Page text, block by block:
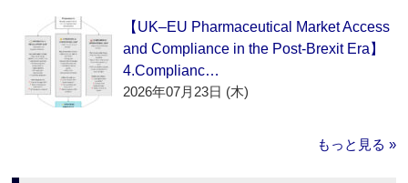
【UK–EU Pharmaceutical Market Access
and Compliance in the Post-Brexit Era】
4.Complianc…
2026年07月23日 (木)
もっと見る »